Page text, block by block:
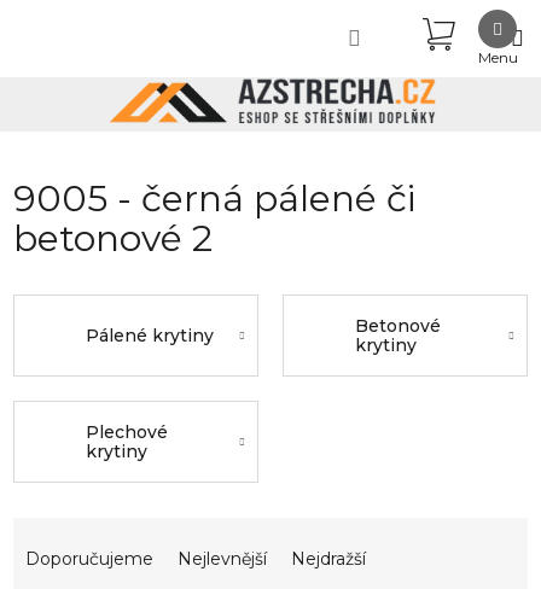
KOŠÍK
9005 - černá pálené či
betonové 2
Pálené krytiny
Betonové
krytiny
Plechové
krytiny
Doporučujeme Nejlevnější Nejdražší